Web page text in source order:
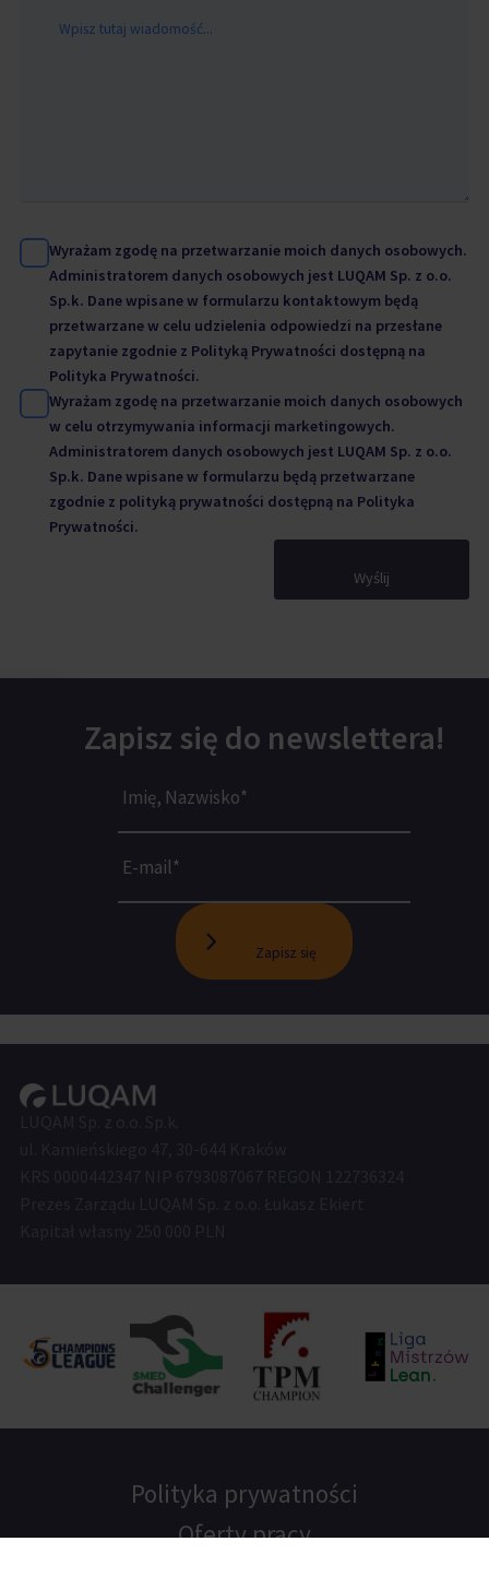
Wyrażam zgodę na przetwarzanie moich danych osobowych.
Administratorem danych osobowych jest LUQAM Sp. z o.o.
Sp.k. Dane wpisane w formularzu kontaktowym będą
przetwarzane w celu udzielenia odpowiedzi na przesłane
zapytanie zgodnie z Polityką Prywatności dostępną na
Polityka Prywatności.
Wyrażam zgodę na przetwarzanie moich danych osobowych
w celu otrzymywania informacji marketingowych.
Administratorem danych osobowych jest LUQAM Sp. z o.o.
Sp.k. Dane wpisane w formularzu będą przetwarzane
zgodnie z polityką prywatności dostępną na Polityka
Prywatności.
Wyślij
Zapisz się do newslettera!
Zapisz się
Polityka prywatności
Oferty pracy